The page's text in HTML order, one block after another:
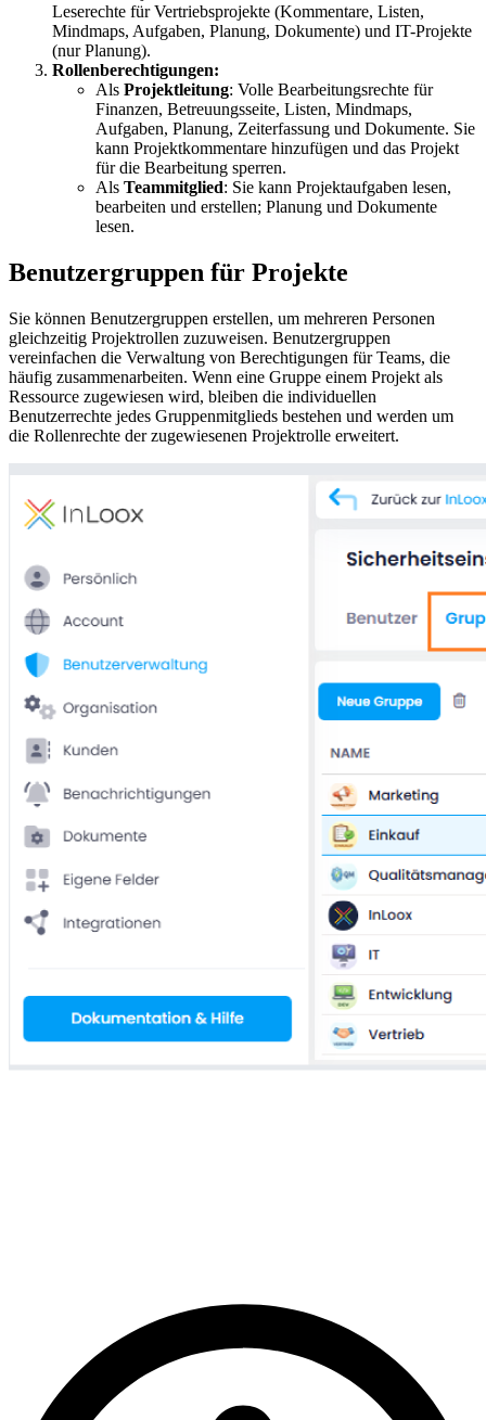
Leserechte für Vertriebsprojekte (Kommentare, Listen,
Mindmaps, Aufgaben, Planung, Dokumente) und IT-Projekte
(nur Planung).
Rollenberechtigungen:
Als Projektleitung: Volle Bearbeitungsrechte für
Finanzen, Betreuungsseite, Listen, Mindmaps,
Aufgaben, Planung, Zeiterfassung und Dokumente. Sie
kann Projektkommentare hinzufügen und das Projekt
für die Bearbeitung sperren.
Als Teammitglied: Sie kann Projektaufgaben lesen,
bearbeiten und erstellen; Planung und Dokumente
lesen.
Benutzergruppen für Projekte
Sie können Benutzergruppen erstellen, um mehreren Personen
gleichzeitig Projektrollen zuzuweisen. Benutzergruppen
vereinfachen die Verwaltung von Berechtigungen für Teams, die
häufig zusammenarbeiten. Wenn eine Gruppe einem Projekt als
Ressource zugewiesen wird, bleiben die individuellen
Benutzerrechte jedes Gruppenmitglieds bestehen und werden um
die Rollenrechte der zugewiesenen Projektrolle erweitert.